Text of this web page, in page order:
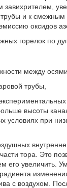
завихрителем,
и к
оксидов
горелок по
между
трубы,
высоты
условиях при
тора. Это
его увеличить.
с воздухом.